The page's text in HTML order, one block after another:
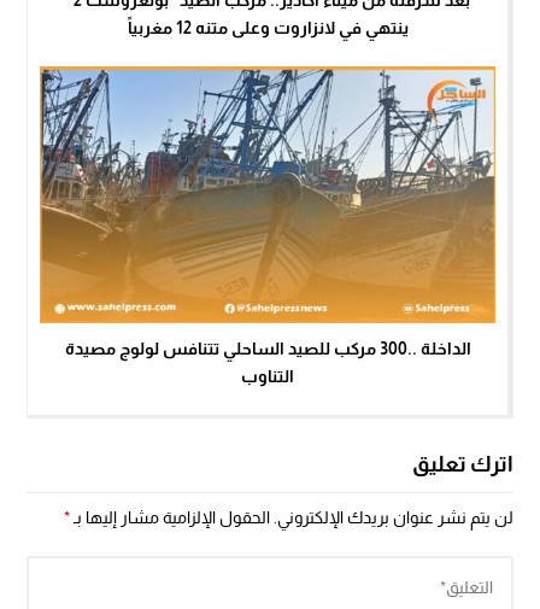
ينتهي في لانزاروت وعلى متنه 12 مغربياً
الداخلة ..300 مركب للصيد الساحلي تتنافس لولوج مصيدة
التناوب
اترك تعليق
لن يتم نشر عنوان بريدك الإلكتروني. الحقول الإلزامية مشار إليها بـ*